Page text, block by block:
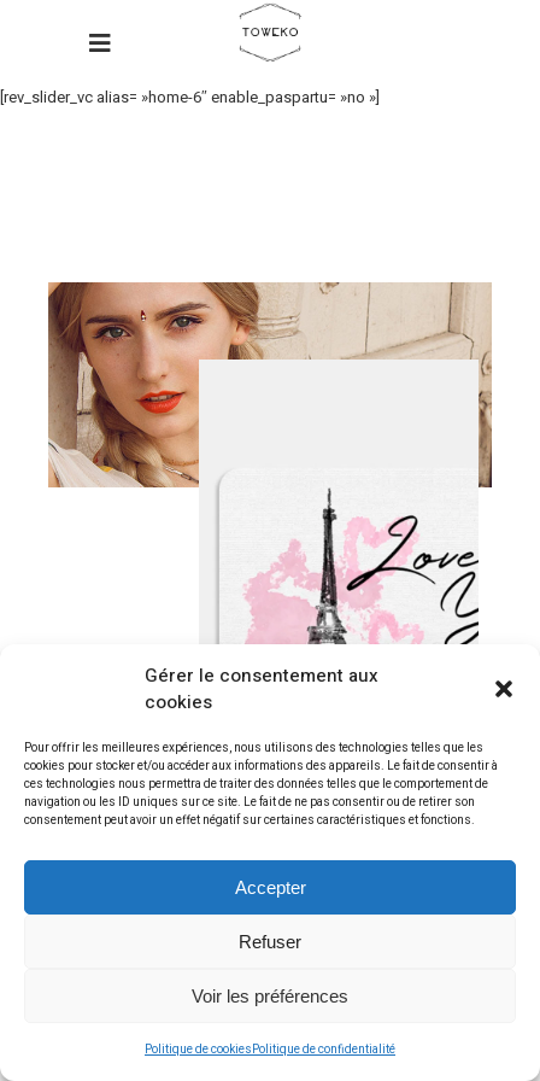
Gérer le consentement aux
cookies
Pour offrir les meilleures expériences, nous utilisons des technologies telles que les
cookies pour stocker et/ou accéder aux informations des appareils. Le fait de consentir à
ces technologies nous permettra de traiter des données telles que le comportement de
navigation ou les ID uniques sur ce site. Le fait de ne pas consentir ou de retirer son
consentement peut avoir un effet négatif sur certaines caractéristiques et fonctions.
Accepter
Refuser
Voir les préférences
Politique de cookiesPolitique de confidentialité
[rev_slider_vc alias= »home-6″ enable_paspartu= »no »]